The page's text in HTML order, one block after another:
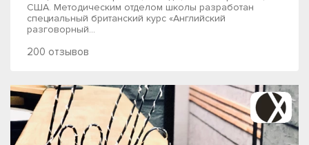
США. Методическим отделом школы разработан
специальный британский курс «Английский
разговорный...
200 отзывов